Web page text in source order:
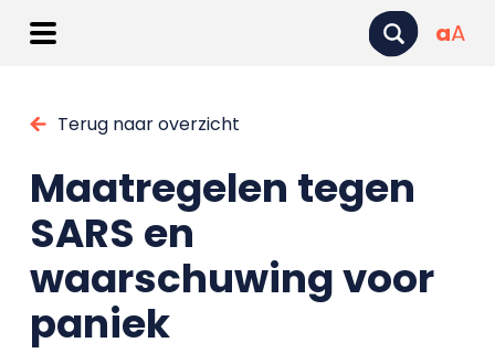
aA
Terug naar overzicht
Maatregelen tegen
SARS en
waarschuwing voor
paniek